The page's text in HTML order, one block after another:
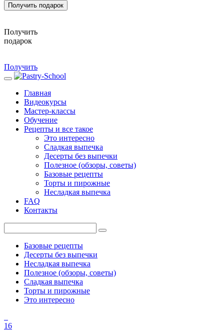
Получить подарок
Получить
подарок
Получить
Главная
Видеокурсы
Мастер-классы
Обучение
Рецепты и все такое
Это интересно
Сладкая выпечка
Десерты без выпечки
Полезное (обзоры, советы)
Базовые рецепты
Торты и пирожные
Несладкая выпечка
FAQ
Контакты
Базовые рецепты
Десерты без выпечки
Несладкая выпечка
Полезное (обзоры, советы)
Сладкая выпечка
Торты и пирожные
Это интересно
16